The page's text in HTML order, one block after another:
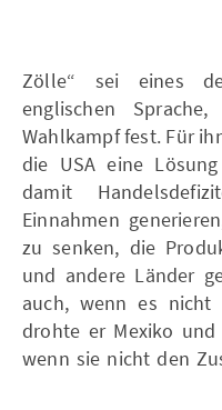
„Zölle“ sei eines
englischen
Wahlkampf fest. Für
die USA eine
damit
Einnahmen
zu senken, die
und andere Länder
auch, wenn es nicht
drohte er Mexiko
wenn sie nicht den